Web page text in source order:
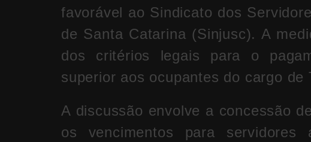
favorável ao Sindicato dos
de Santa Catarina (Sinjusc). A
dos critérios legais para o
superior aos ocupantes do cargo de
A discussão envolve a concessão
os vencimentos para